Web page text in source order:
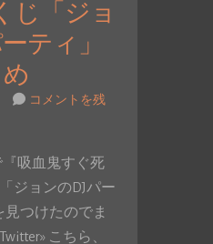
じ「ジョ
ティ」
コメントを残
吸血鬼すぐ死
ジョンのDJパー
つけたのでま
こちら、